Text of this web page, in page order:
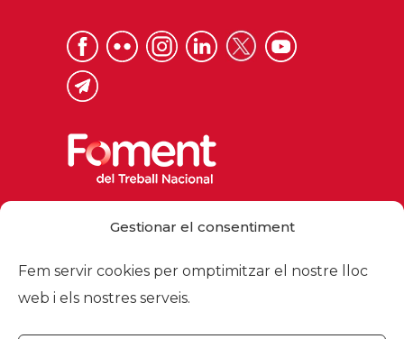
Gestionar el consentiment
Fem servir cookies per omptimitzar el nostre lloc
web i els nostres serveis.
foment@foment.com